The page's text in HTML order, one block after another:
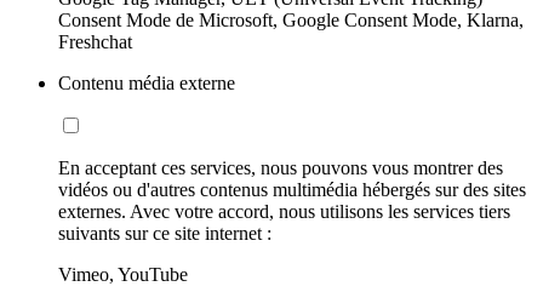
Consent Mode de Microsoft, Google Consent Mode, Klarna,
Freshchat
Contenu média externe
En acceptant ces services, nous pouvons vous montrer des
vidéos ou d'autres contenus multimédia hébergés sur des sites
externes. Avec votre accord, nous utilisons les services tiers
suivants sur ce site internet :
Vimeo, YouTube